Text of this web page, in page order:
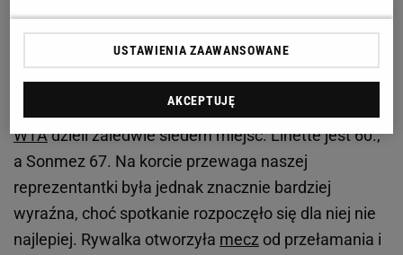
Szybki mecz Magdy Linette. Polka w półfinale
Rywalką Polki była 10 lat od niej młodsza
Turczynka Zeynep Sonmez. Obie panie w
WTAdzieli zaledwie siedem miejsc. Linette jest 60.,
a Sonmez 67. Na korcie przewaga naszej
reprezentantki była jednak znacznie bardziej
wyraźna, choć spotkanie rozpoczęło się dla niej nie
najlepiej. Rywalka otworzyła mecz od przełamania i
USTAWIENIA ZAAWANSOWANE
AKCEPTUJĘ